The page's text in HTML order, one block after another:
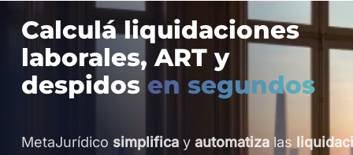
Calculá liquidaciones
laborales, ART y
despidos en segundos
MetaJurídico simplifica y automatizalas